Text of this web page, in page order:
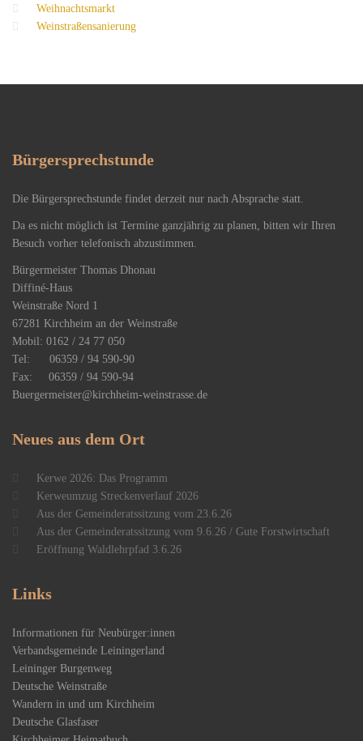
Weihnachtsmarkt
Weinstraßensanierung
Bürgersprechstunde
Die Bürgersprechstunde findet derzeit nur nach Absprache statt.
Da es nicht möglich ist Termine ganzjährig zu planen, bitten wir Ihren
Besuch vorher telefonisch abzustimmen.
Bürgermeister Thomas Dhonau
Diffiné-Haus
​Weinstraße Nord 1
67281 Kirchheim an der Weinstraße
Mobil: 0162 / 24 77 050
Tel: 06359 / 94 590-90
Fax: 06359 / 94 590-94
Buergermeister@kirchheim-weinstrasse.de
Neues aus dem Ort
Kerwe 2026: Das Programm
Kerweumzug Streckenverlauf 2026
Aus der Gemeinderatssitzung vom 23.6.26
Aus der Gemeinderatssitzung vom 9.6.26 / Gute Forstwirtschaft
Eröffnung Waldlehrpfad 3.6.26
Links
Informationen für Neubürger:innen
Verbandsgemeinde Leiningerland
Leininger Burgenweg
Deutsche Weinstraße
Wandern in und um Kirchheim
Deutsche Glasfaser